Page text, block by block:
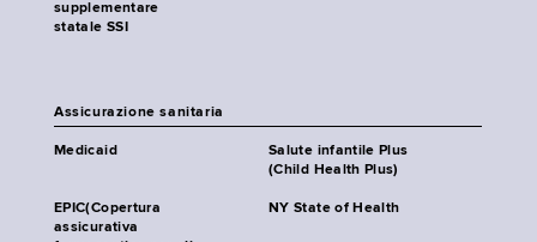
supplementare
statale SSI
Assicurazione sanitaria
Medicaid
Salute infantile Plus
(Child Health Plus)
EPIC(Copertura
assicurativa
NY State of Health